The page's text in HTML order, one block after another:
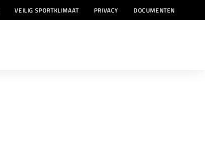
VEILIG SPORTKLIMAAT PRIVACY DOCUMENTEN